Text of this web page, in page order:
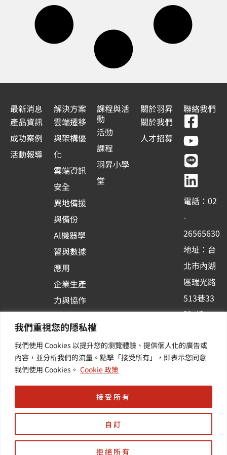
我們重視您的隱私權
我們使用 Cookies 以提升您的瀏覽體驗、提供個人化的廣告或
內容，並分析我們的流量。點擊「接受所有」，即表示您同意
我們使用 Cookies。 Cookie 政策
自訂
拒絕所有
接受所有
最新消息
產品資訊
成功案例
活動報導
解決方案
雲端遷移
與架構優
化
雲端資訊
安全
異地備援
與備份
Al機器學
習與數據
應用
企業生產
力與協作
台應用
其他／加
值服務
課程與活
動
活動
課程
羽昇小學
堂
關於羽昇
關於我們
人才招募
聯絡我們
F
a
c
e
b
o
o
k
-
s
q
u
a
r
Y
o
u
t
u
b
e
L
i
n
e
L
i
n
k
e
d
i
n
電話：02
-
26565630
地址：台
北市內湖
區瑞光路
513巷33
號6樓
新訊 | 提
供您最新